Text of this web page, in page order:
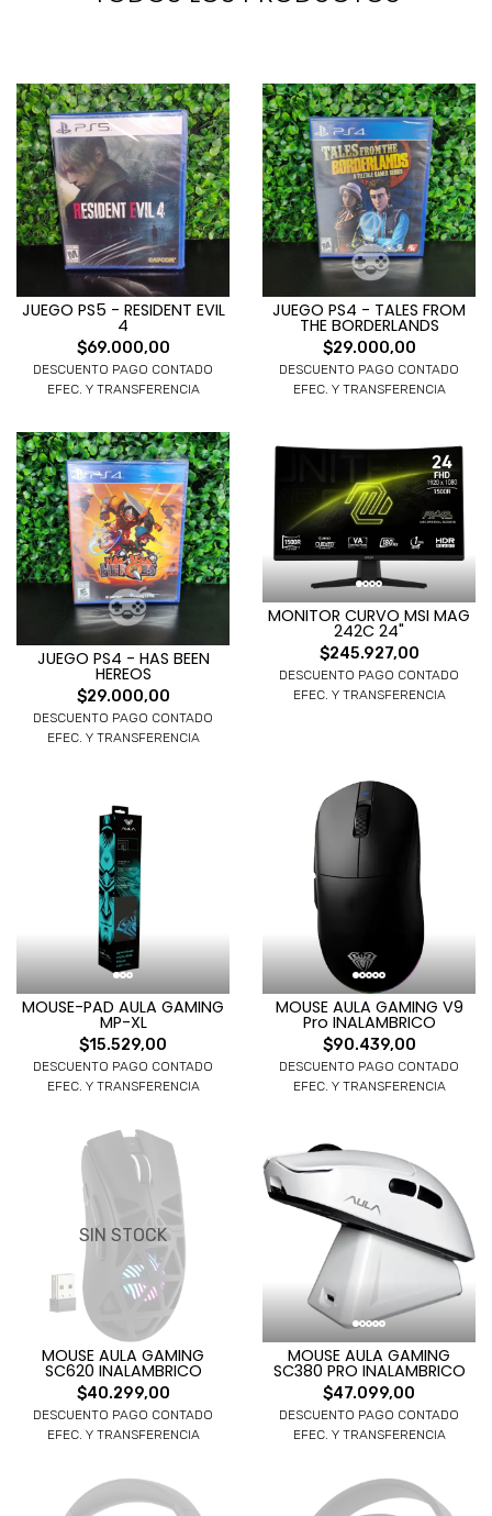
JUEGO PS5 - RESIDENT EVIL
4
$69.000,00
DESCUENTO PAGO CONTADO
EFEC. Y TRANSFERENCIA
JUEGO PS4 - TALES FROM
THE BORDERLANDS
$29.000,00
DESCUENTO PAGO CONTADO
EFEC. Y TRANSFERENCIA
JUEGO PS4 - HAS BEEN
HEREOS
$29.000,00
DESCUENTO PAGO CONTADO
EFEC. Y TRANSFERENCIA
MONITOR CURVO MSI MAG
242C 24"
$245.927,00
DESCUENTO PAGO CONTADO
EFEC. Y TRANSFERENCIA
MOUSE-PAD AULA GAMING
MP-XL
$15.529,00
DESCUENTO PAGO CONTADO
EFEC. Y TRANSFERENCIA
MOUSE AULA GAMING V9
Pro INALAMBRICO
$90.439,00
DESCUENTO PAGO CONTADO
EFEC. Y TRANSFERENCIA
SIN STOCK
MOUSE AULA GAMING
SC620 INALAMBRICO
$40.299,00
DESCUENTO PAGO CONTADO
EFEC. Y TRANSFERENCIA
MOUSE AULA GAMING
SC380 PRO INALAMBRICO
$47.099,00
DESCUENTO PAGO CONTADO
EFEC. Y TRANSFERENCIA